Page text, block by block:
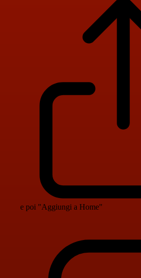
e poi "Aggiungi a Home"